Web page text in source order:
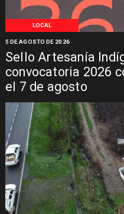
LOCAL
Sello Artesanía
convocatoria 2026
el 7 de agosto
5 DE AGOSTO DE 2026